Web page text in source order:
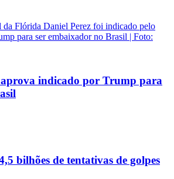
aprova indicado por Trump para
bilhões de tentativas de golpes